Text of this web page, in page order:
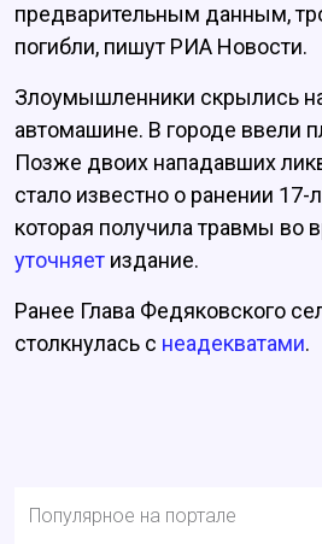
предварительным данным,
погибли, пишут РИА Новости.
Злоумышленники скрылись
автомашине. В городе ввели
Позже двоих нападавших
стало известно о ранении 17-
которая получила травмы во
уточняет издание.
Ранее Глава Федяковского
столкнулась с неадекватами.
Популярное на портале